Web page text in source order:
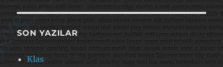
SON YAZILAR
Klas